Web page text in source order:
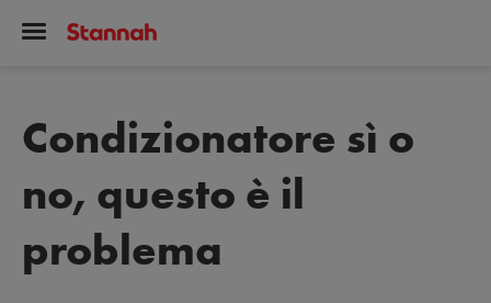
Condizionatore sì o
no, questo è il
problema